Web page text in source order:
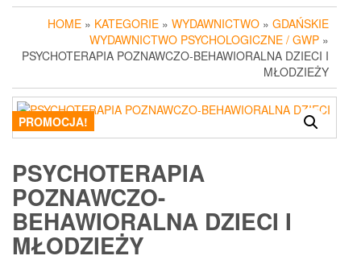
HOME » KATEGORIE » WYDAWNICTWO » GDAŃSKIE
WYDAWNICTWO PSYCHOLOGICZNE / GWP »
PSYCHOTERAPIA POZNAWCZO-BEHAWIORALNA DZIECI I
MŁODZIEŻY
PROMOCJA!
PSYCHOTERAPIA
POZNAWCZO-
BEHAWIORALNA DZIECI I
MŁODZIEŻY